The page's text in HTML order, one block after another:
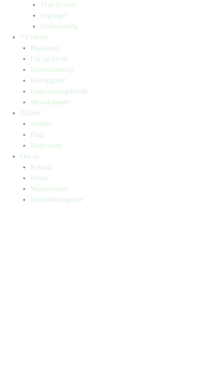
True Stories
Fagbøger
Undervisning
Til lærere
Bogkasser
Lix og let-tal
Universlæsning
Elevopgaver
Undervisningsforløb
Messekalender
Aktuelt
Artikler
Blog
Bogtrailere
Om os
Kontakt
Presse
Manuskripter
Handelsbetingelser